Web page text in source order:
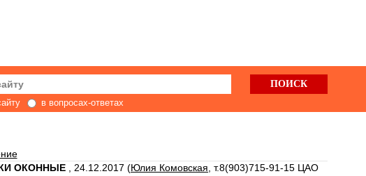
в вопросах-ответах
ОКОННЫЕ
24.12.2017 (Юлия Комовская , т.8(903)715-91-15 ЦАО